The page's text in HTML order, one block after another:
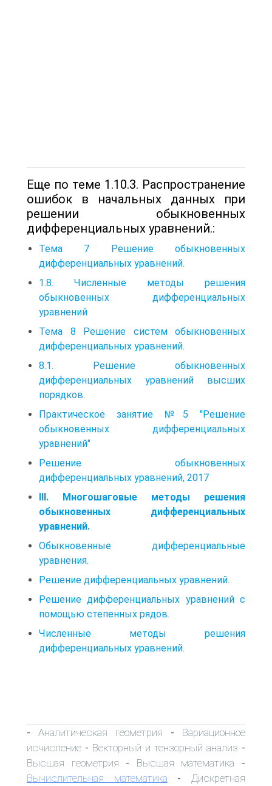
Еще по теме 1.10.3. Распространение
ошибок в начальных данных при
решении обыкновенных
дифференциальных уравнений.:
Тема 7 Решение обыкновенных
дифференциальных уравнений.
1.8. Численные методы решения
обыкновенных дифференциальных
уравнений
Тема 8 Решение систем обыкновенных
дифференциальных уравнений.
8.1. Решение обыкновенных
дифференциальных уравнений высших
порядков.
Практическое занятие №5 "Решение
обыкновенных дифференциальных
уравнений"
Решение обыкновенных
дифференциальных уравнений, 2017
III. Многошаговые методы решения
обыкновенных дифференциальных
уравнений.
Обыкновенные дифференциальные
уравнения.
Решение дифференциальных уравнений.
Решение дифференциальных уравнений с
помощью степенных рядов.
Численные методы решения
дифференциальных уравнений.
- Аналитическая геометрия - Вариационное
исчисление - Векторный и тензорный анализ -
Высшая геометрия - Высшая математика -
Вычислительная математика - Дискретная